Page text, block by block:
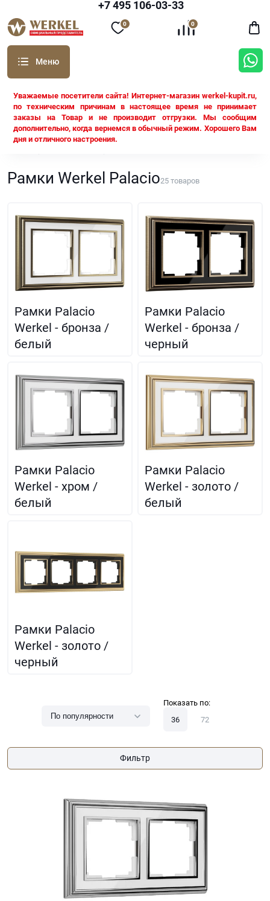
+7 495 106-03-33
Уважаемые посетители сайта! Интернет-магазин werkel-kupit.ru,
по техническим причинам в настоящее время не принимает
заказы на Товар и не производит отгрузки. Мы сообщим
дополнительно, когда вернемся в обычный режим. Хорошего Вам
дня и отличного настроения.
0 0
Рамки Werkel Palacio25 товаров
Рамки Palacio
Werkel - бронза /
белый
Рамки Palacio
Werkel - бронза /
черный
Рамки Palacio
Werkel - хром /
белый
Рамки Palacio
Werkel - золото /
белый
Рамки Palacio
Werkel - золото /
черный
Показать по:
36
72
Фильтр